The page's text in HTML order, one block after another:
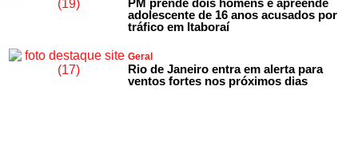
PM prende dois homens e apreende
adolescente de 16 anos acusados por
tráfico em Itaboraí
Geral
Rio de Janeiro entra em alerta para
ventos fortes nos próximos dias